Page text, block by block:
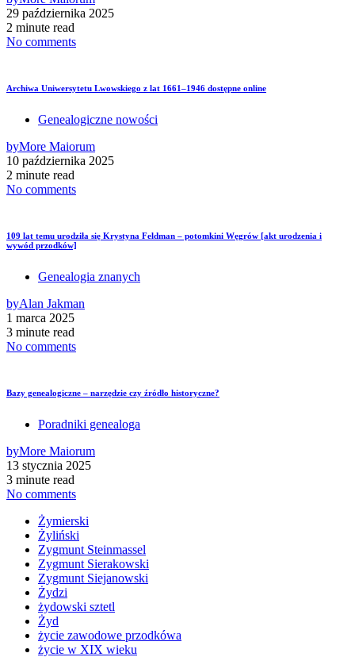
29 października 2025
2 minute read
No comments
Archiwa Uniwersytetu Lwowskiego z lat 1661–1946 dostępne online
Genealogiczne nowości
byMore Maiorum
10 października 2025
2 minute read
No comments
109 lat temu urodziła się Krystyna Feldman – potomkini Węgrów [akt urodzenia i
wywód przodków]
Genealogia znanych
byAlan Jakman
1 marca 2025
3 minute read
No comments
Bazy genealogiczne – narzędzie czy źródło historyczne?
Poradniki genealoga
byMore Maiorum
13 stycznia 2025
3 minute read
No comments
Żymierski
Żyliński
Zygmunt Steinmassel
Zygmunt Sierakowski
Zygmunt Siejanowski
Żydzi
żydowski sztetl
Żyd
życie zawodowe przodkówa
życie w XIX wieku